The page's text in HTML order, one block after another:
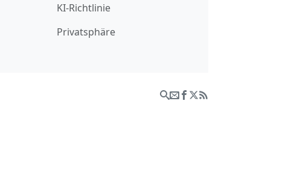
KI-Richtlinie
Privatsphäre